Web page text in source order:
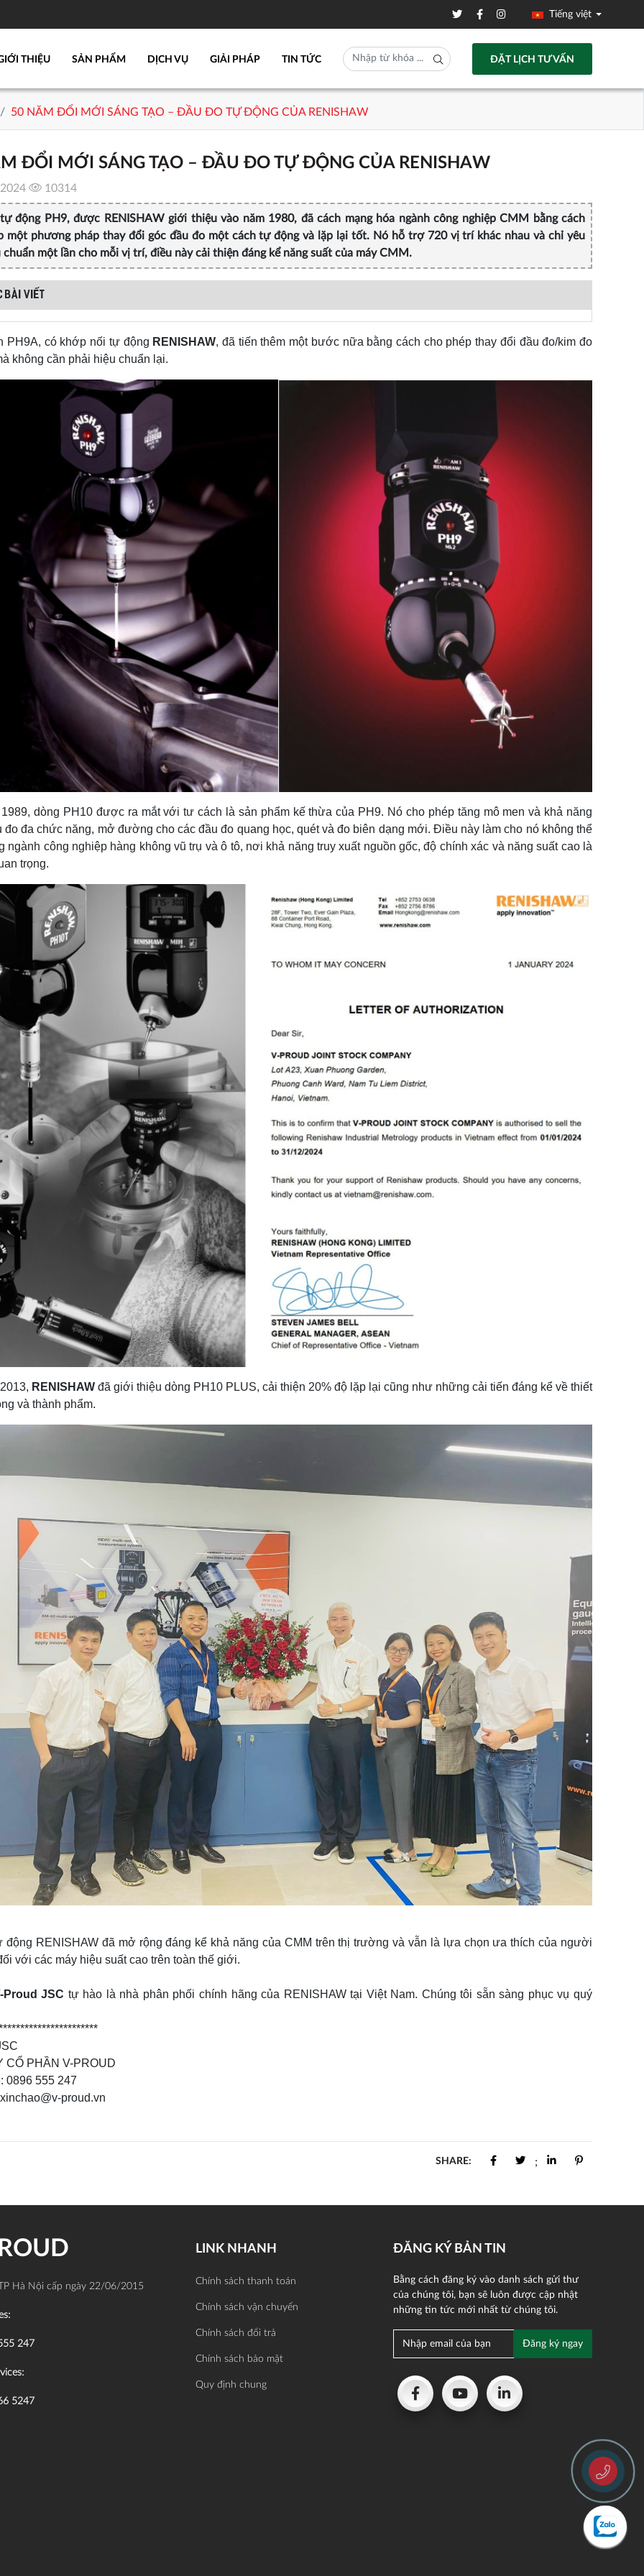
Tiếng việt
THIỆU SẢN PHẨM DỊCH VỤ GIẢI PHÁP TIN TỨC ĐẶT LỊCH TƯ VẤN
50 NĂM ĐỔI MỚI SÁNG TẠO – ĐẦU ĐO TỰ ĐỘNG CỦA RENISHAW
ĐỔI MỚI SÁNG TẠO – ĐẦU ĐO TỰ ĐỘNG CỦA RENISHAW
10314
động PH9, được RENISHAW giới thiệu vào năm 1980, đã cách mạng hóa ngành công nghiệp CMM bằng cách
một phương pháp thay đổi góc đầu đo một cách tự động và lặp lại tốt. Nó hỗ trợ 720 vị trí khác nhau và chỉ yêu
chuẩn một lần cho mỗi vị trí, điều này cải thiện đáng kể năng suất của máy CMM.
BÀI VIẾT
PH9A, có khớp nối tự động RENISHAW, đã tiến thêm một bước nữa bằng cách cho phép thay đổi đầu đo/kim đo
không cần phải hiệu chuẩn lại.
dòng PH10 được ra mắt với tư cách là sản phẩm kế thừa của PH9. Nó cho phép tăng mô men và khả năng
đo đa chức năng, mở đường cho các đầu đo quang học, quét và đo biên dạng mới. Điều này làm cho nó không thể
ngành công nghiệp hàng không vũ trụ và ô tô, nơi khả năng truy xuất nguồn gốc, độ chính xác và năng suất cao là
trọng.
RENISHAWđã giới thiệu dòng PH10 PLUS, cải thiện 20% độ lặp lại cũng như những cải tiến đáng kể về thiết
và thành phẩm.
động RENISHAW đã mở rộng đáng kể khả năng của CMM trên thị trường và vẫn là lựa chọn ưa thích của người
với các máy hiệu suất cao trên toàn thế giới.
Proud JSC tự hào là nhà phân phối chính hãng của RENISHAW tại Việt Nam. Chúng tôi sẵn sàng phục vụ quý
CỔ PHẦN V-PROUD
0896 555 247
proud.vn
SHARE: ;
Hà Nội cấp ngày 22/06/2015
247
5247
LINK NHANH
Chính sách thanh toán
Chính sách vận chuyển
Chính sách đổi trả
Chính sách bảo mật
Quy định chung
ĐĂNG KÝ BẢN TIN
Bằng cách đăng ký vào danh sách gửi thư
của chúng tôi, bạn sẽ luôn được cập nhật
những tin tức mới nhất từ chúng tôi.